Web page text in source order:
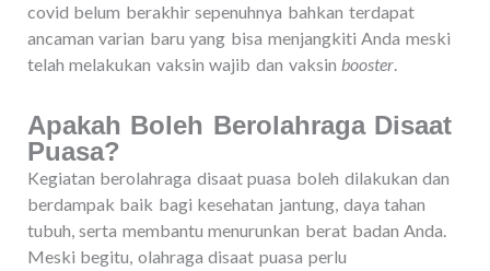
covid belum berakhir sepenuhnya bahkan terdapat
ancaman varian baru yang bisa menjangkiti Anda meski
telah melakukan vaksin wajib dan vaksin booster.
Apakah Boleh Berolahraga Disaat
Puasa?
Kegiatan berolahraga disaat puasa boleh dilakukan dan
berdampak baik bagi kesehatan jantung, daya tahan
tubuh, serta membantu menurunkan berat badan Anda.
Meski begitu, olahraga disaat puasa perlu